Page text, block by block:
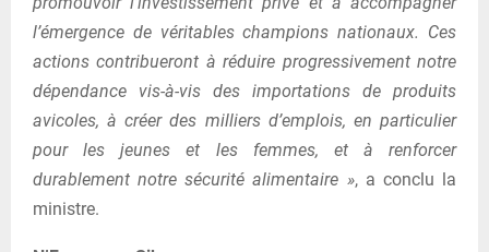
l’émergence de véritables champions nationaux. Ces
actions contribueront à réduire progressivement notre
dépendance vis-à-vis des importations de produits
avicoles, à créer des milliers d’emplois, en particulier
pour les jeunes et les femmes, et à renforcer
durablement notre sécurité alimentaire », a conclu la
ministre.